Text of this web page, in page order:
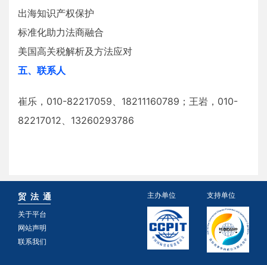
出海知识产权保护
标准化助力法商融合
美国高关税解析及方法应对
五、联系人
崔乐，010-82217059、18211160789；王岩，010-
82217012、13260293786
贸 法 通
关于平台
网站声明
联系我们
主办单位 支持单位